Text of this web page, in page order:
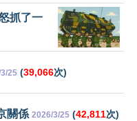
抓了一
25 (39,066次)
關係 2026/3/25 (42,811次)